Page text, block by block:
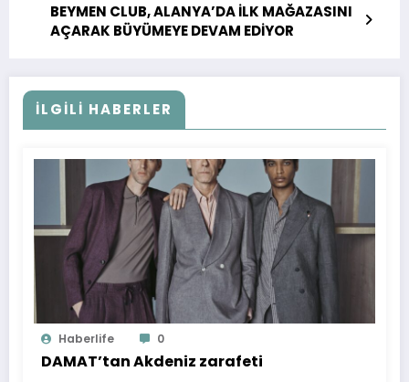
BEYMEN CLUB, ALANYA’DA İLK MAĞAZASINI
AÇARAK BÜYÜMEYE DEVAM EDİYOR
İLGILI HABERLER
Haberlife 0
DAMAT’tan Akdeniz zarafeti